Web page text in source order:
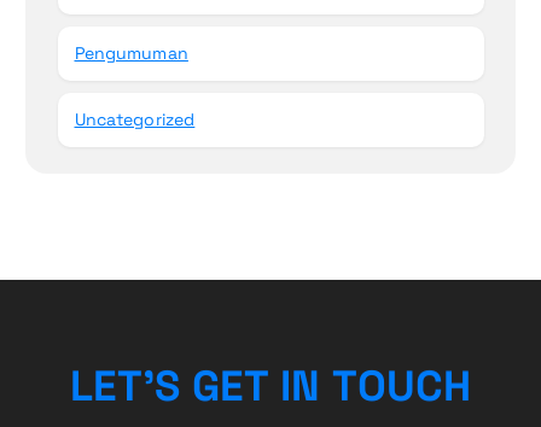
Pengumuman
Uncategorized
LET’S GET IN TOUCH